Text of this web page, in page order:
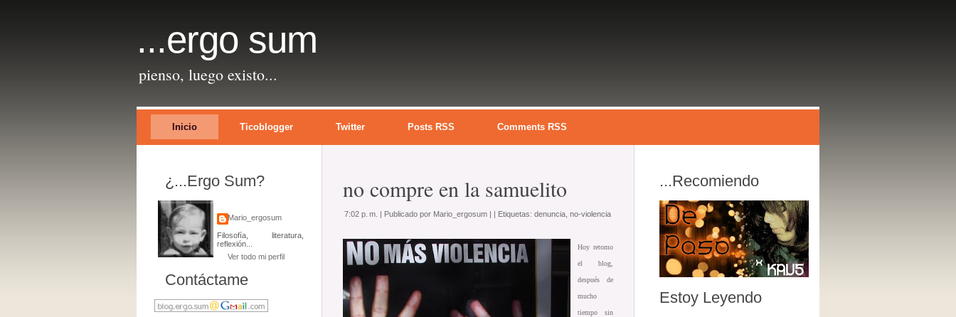
...ergo sum
pienso, luego existo...
Inicio Ticoblogger Twitter Posts RSS Comments RSS
¿...ergo Sum?
Mario_ergosum
Filosofía, literatura,
reflexión...
Ver todo mi perfil
Contáctame
no compre en la samuelito
7:02 p. m. | Publicado por Mario_ergosum | | Etiquetas: denuncia no-violencia
Hoy retomo
el blog,
después de
mucho
tiempo sin
...recomiendo
Estoy Leyendo